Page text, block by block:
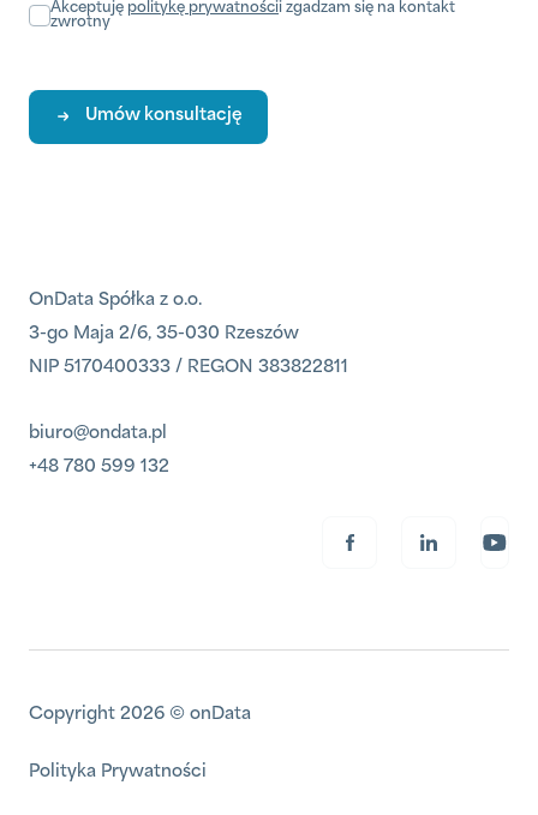
Akceptuję politykę prywatności
i zgadzam się na kontakt
zwrotny
Umów konsultację
OnData Spółka z o.o.
3-go Maja 2/6, 35-030 Rzeszów
NIP 5170400333 / REGON 383822811
biuro@ondata.pl
+48 780 599 132
Copyright 2026 © onData
Polityka Prywatności